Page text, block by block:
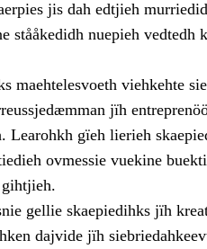
jis dah edtjieh
stååkedidh nuepieh vedtedh
maehtelesvoeth viehkehte
jïh
Learohkh gïeh lierieh
ovmessie vuekine
gellie skaepiedihks jïh
dajvide jïh